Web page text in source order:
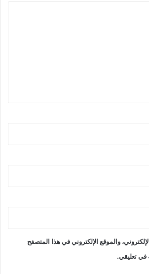
والموقع الإلكتروني في هذا المتصفح
في تعليقي.